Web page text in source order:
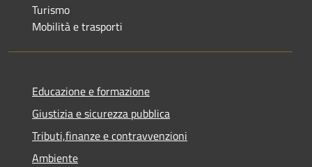
Turismo
Mobilità e trasporti
Educazione e formazione
Giustizia e sicurezza pubblica
Tributi,finanze e contravvenzioni
Ambiente